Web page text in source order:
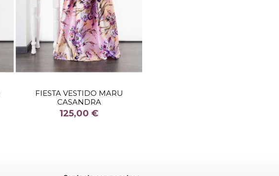
FIESTA VESTIDO MARU
CASANDRA
125,00 €
COLOR